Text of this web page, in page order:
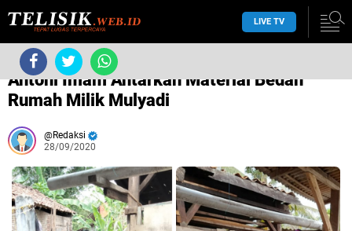
LIVE TV
/antoni imam/
Antoni Imam Antarkan Material Bedah
Rumah Milik Mulyadi
Redaksi
28/09/2020